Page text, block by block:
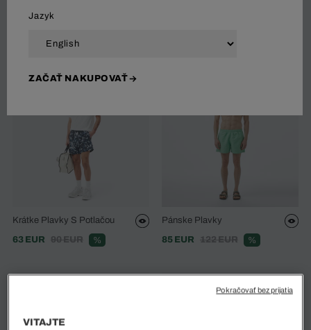
72 Výsledok
Krátke Plavky S Potlačou
63 EUR
90 EUR %
Pánske Plavky
85 EUR
122 EUR %
Jazyk
ZAČAŤ NAKUPOVAŤ
VITAJTE
Pokračovať bez prijatia